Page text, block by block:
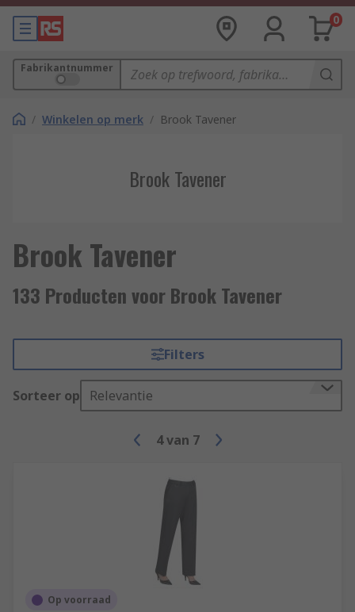
0
Fabrikantnummer
/ Winkelen op merk / Brook Tavener
Brook Tavener
Brook Tavener
133 Producten voor Brook Tavener
Filters
Sorteer op Relevantie
4 van 7
Op voorraad